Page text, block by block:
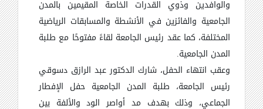
والوافدين وذوي القدرات الخاصة المقيمين بالمدن
الجامعية والفائزين في الأنشطة والمسابقات الرياضية
المختلفة، كما عقد رئيس الجامعة لقاءً مفتوحًا مع طلبة
المدن الجامعية.
وعقب انتهاء الحفل، شارك الدكتور عبد الرازق دسوقي
رئيس الجامعة، طلبة المدن الجامعية حفل الإفطار
الجماعي، وذلك بهدف مد أواصر الود والألفة بين